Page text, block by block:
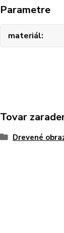
Parametre
materiál
Tovar
Drevené